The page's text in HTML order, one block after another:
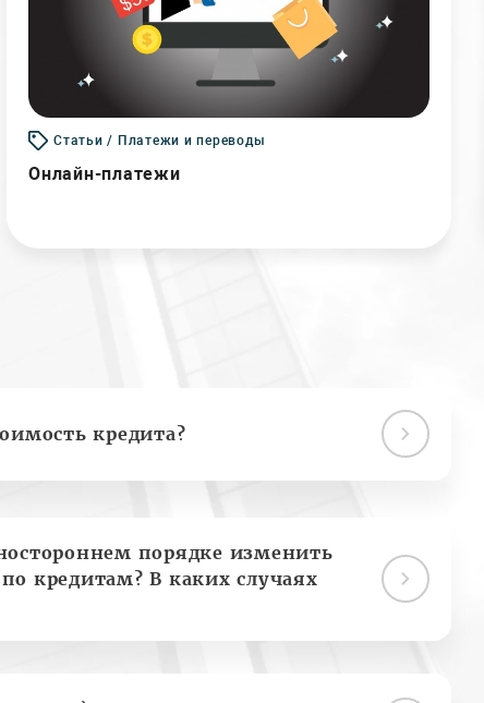
Статьи / Платежи и переводы
Онлайн-платежи
кредита?
порядке изменить
кредитам? В каких случаях